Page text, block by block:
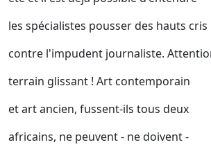
les spécialistes pousser des hauts cris
contre l'impudent journaliste.
terrain glissant ! Art contemporain
et art ancien, fussent-ils tous deux
africains, ne peuvent - ne doivent -